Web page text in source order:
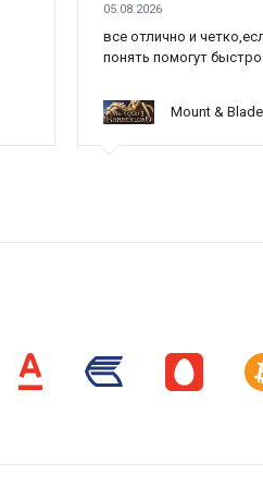
05.08.2026
все отлично и
понять помогут
Mount &